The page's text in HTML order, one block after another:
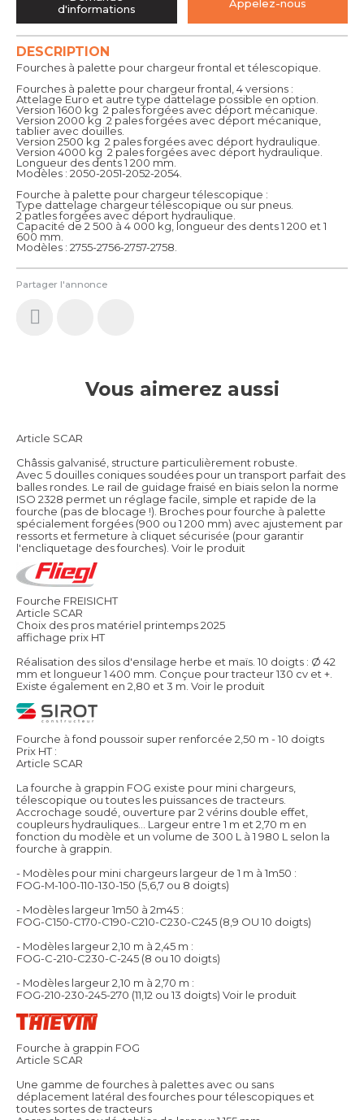
Partager l'annonce
DESCRIPTION
Fourches à palette pour chargeur frontal et télescopique.
Fourches à palette pour chargeur frontal, 4 versions :
Attelage Euro et autre type dattelage possible en option.
Version 1600 kg  2 pales forgées avec déport mécanique.
Version 2000 kg  2 pales forgées avec déport mécanique,
tablier avec douilles.
Version 2500 kg  2 pales forgées avec déport hydraulique.
Version 4000 kg  2 pales forgées avec déport hydraulique.
Longueur des dents 1 200 mm.
Modèles : 2050-2051-2052-2054.
Fourche à palette pour chargeur télescopique :
Type dattelage chargeur télescopique ou sur pneus.
2 patles forgées avec déport hydraulique.
Capacité de 2 500 à 4 000 kg, longueur des dents 1 200 et 1
600 mm.
Modèles : 2755-2756-2757-2758.
d'informations
Appelez-nous
Vous aimerez aussi
Article SCAR
Châssis galvanisé, structure particulièrement robuste.
Avec 5 douilles coniques soudées pour un transport parfait des
balles rondes. Le rail de guidage fraisé en biais selon la norme
ISO 2328 permet un réglage facile, simple et rapide de la
fourche (pas de blocage !). Broches pour fourche à palette
spécialement forgées (900 ou 1 200 mm) avec ajustement par
ressorts et fermeture à cliquet sécurisée (pour garantir
l'encliquetage des fourches). Voir le produit
Fourche FREISICHT
Article SCAR
Choix des pros matériel printemps 2025
affichage prix HT
Réalisation des silos d'ensilage herbe et maïs. 10 doigts : Ø 42
mm et longueur 1 400 mm. Conçue pour tracteur 130 cv et +.
Existe également en 2,80 et 3 m. Voir le produit
Fourche à fond poussoir super renforcée 2,50 m - 10 doigts
Prix HT :
Article SCAR
La fourche à grappin FOG existe pour mini chargeurs,
télescopique ou toutes les puissances de tracteurs.
Accrochage soudé, ouverture par 2 vérins double effet,
coupleurs hydrauliques... Largeur entre 1 m et 2,70 m en
fonction du modèle et un volume de 300 L à 1 980 L selon la
fourche à grappin.
- Modèles pour mini chargeurs largeur de 1 m à 1m50 :
FOG-M-100-110-130-150 (5,6,7 ou 8 doigts)
- Modèles largeur 1m50 à 2m45 :
FOG-C150-C170-C190-C210-C230-C245 (8,9 OU 10 doigts)
- Modèles largeur 2,10 m à 2,45 m :
FOG-C-210-C230-C-245 (8 ou 10 doigts)
- Modèles largeur 2,10 m à 2,70 m :
FOG-210-230-245-270 (11,12 ou 13 doigts) Voir le produit
Fourche à grappin FOG
Article SCAR
Une gamme de fourches à palettes avec ou sans
déplacement latéral des fourches pour télescopiques et
toutes sortes de tracteurs